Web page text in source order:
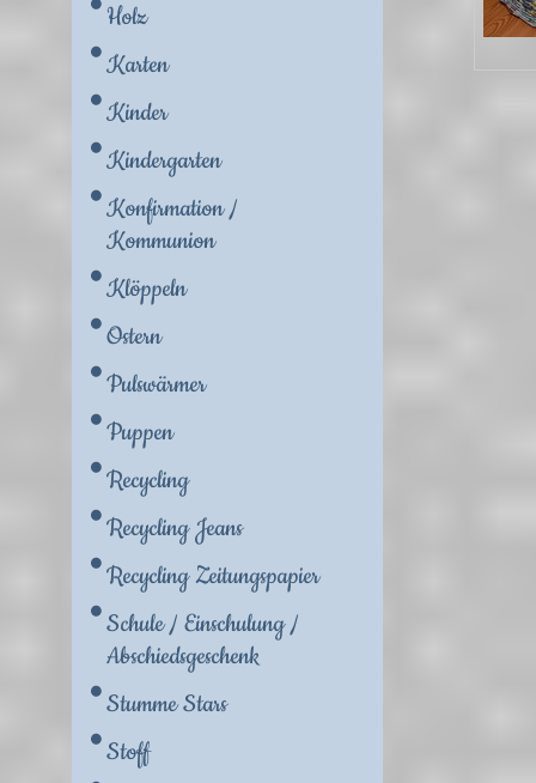
Holz
Karten
Kinder
Kindergarten
Konfirmation /
Kommunion
Klöppeln
Ostern
Pulswärmer
Puppen
Recycling
Recycling Jeans
Recycling Zeitungspapier
Schule / Einschulung /
Abschiedsgeschenk
Stumme Stars
Stoff